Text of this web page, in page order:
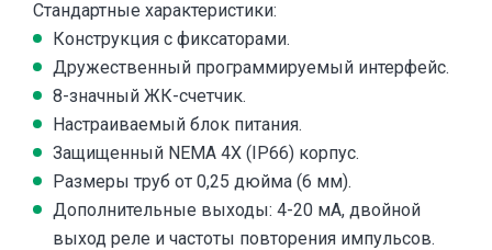
Стандартные характеристики:
Конструкция с фиксаторами.
Дружественный программируемый интерфейс.
8-значный ЖК-счетчик.
Настраиваемый блок питания.
Защищенный NEMA 4X (IP66) корпус.
Размеры труб от 0,25 дюйма (6 мм).
Дополнительные выходы: 4-20 мА, двойной
выход реле и частоты повторения импульсов.